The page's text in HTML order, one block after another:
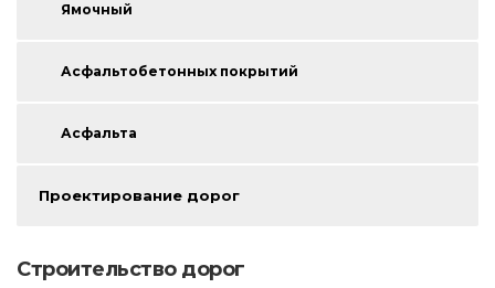
Ямочный
Асфальтобетонных покрытий
Асфальта
Проектирование дорог
Строительство дорог